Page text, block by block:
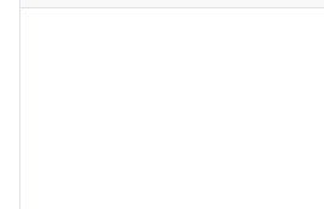
Informatycy zapraszają do